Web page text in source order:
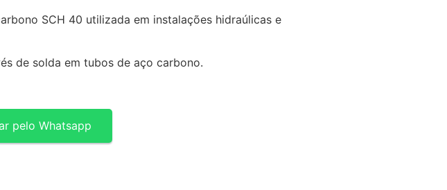
SCH 40 utilizada em instalações hidraúlicas e
de solda em tubos de aço carbono.
pelo Whatsapp